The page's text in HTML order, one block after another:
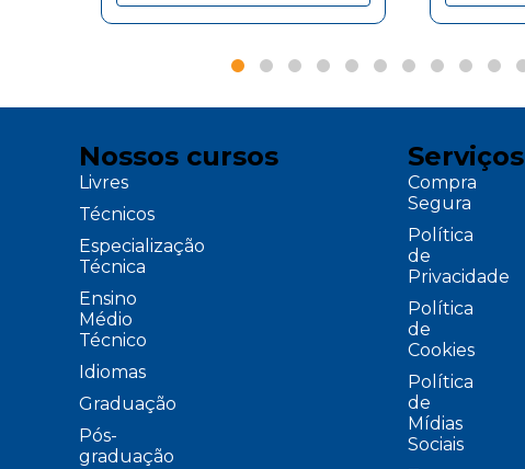
Nossos cursos
Livres
Técnicos
Especialização
Técnica
Ensino
Médio
Técnico
Idiomas
Graduação
Pós-
graduação
Serviços
Compra
Segura
Política
de
Privacidade
Política
de
Cookies
Política
de
Mídias
Sociais